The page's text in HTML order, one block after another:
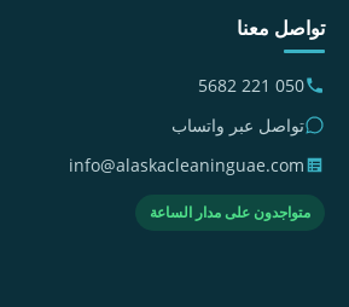
تواصل معنا
050 221 5682
تواصل عبر واتساب
info@alaskacleaninguae.com
متواجدون على مدار الساعة